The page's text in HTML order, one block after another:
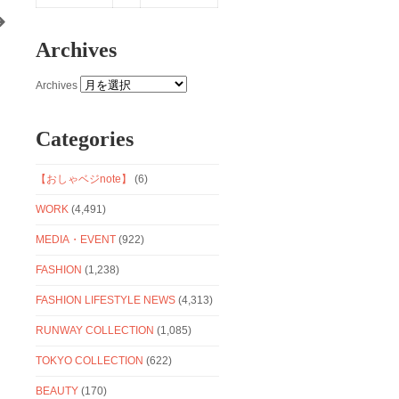
Archives
Archives
Categories
【おしゃベジnote】 (6)
WORK (4,491)
MEDIA・EVENT (922)
FASHION (1,238)
FASHION LIFESTYLE NEWS (4,313)
RUNWAY COLLECTION (1,085)
TOKYO COLLECTION (622)
BEAUTY (170)